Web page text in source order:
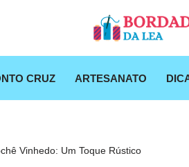
CRUZ ARTESANATO
Vinhedo: Um Toque Rústico